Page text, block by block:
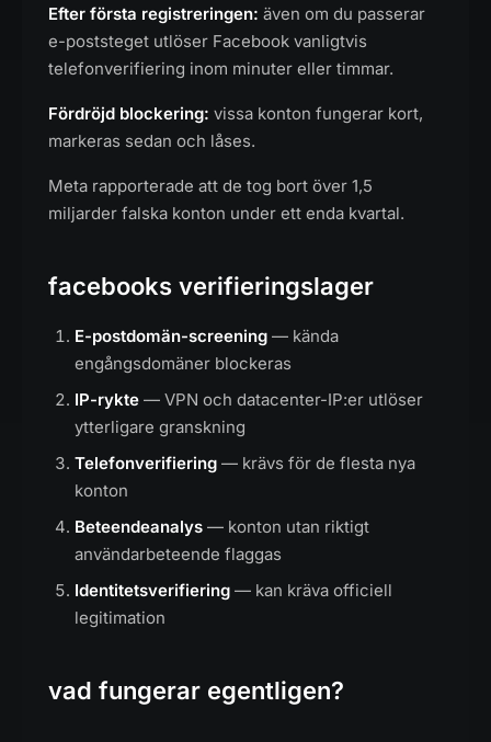
Efter första registreringen: även om du passerar
e-poststeget utlöser Facebook vanligtvis
telefonverifiering inom minuter eller timmar.
Fördröjd blockering: vissa konton fungerar kort,
markeras sedan och låses.
Meta rapporterade att de tog bort över 1,5
miljarder falska konton under ett enda kvartal.
facebooks verifieringslager
E-postdomän-screening — kända
engångsdomäner blockeras
IP-rykte — VPN och datacenter-IP:er utlöser
ytterligare granskning
Telefonverifiering — krävs för de flesta nya
konton
Beteendeanalys — konton utan riktigt
användarbeteende flaggas
Identitetsverifiering — kan kräva officiell
legitimation
vad fungerar egentligen?